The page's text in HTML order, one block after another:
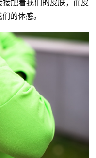
触着我们的皮肤，而皮
的体感。